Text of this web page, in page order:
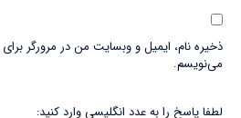
ذخیره نام، ایمیل و وبسایت من در مرورگر
می‌نویسم.
لطفا پاسخ را به عدد انگلیسی وارد کنید: